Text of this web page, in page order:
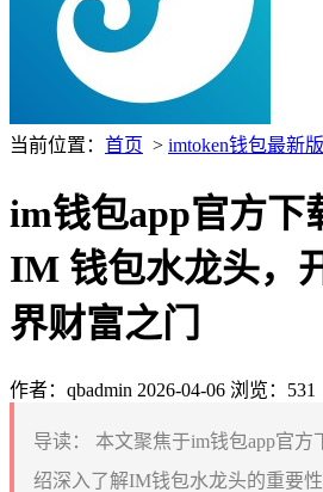
当前位置： 首页 > imtoken钱包最新版
im钱包app官方下
IM 钱包水龙头，
界财富之门
作者：qbadmin 2026-04-06 浏览：531
导读：
本文聚焦于im钱包app官
绍深入了解IM钱包水龙头的重要